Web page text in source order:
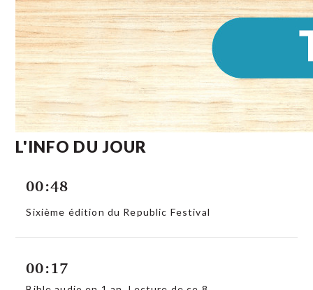
L'INFO DU JOUR
00:48
Sixième édition du Republic Festival
00:17